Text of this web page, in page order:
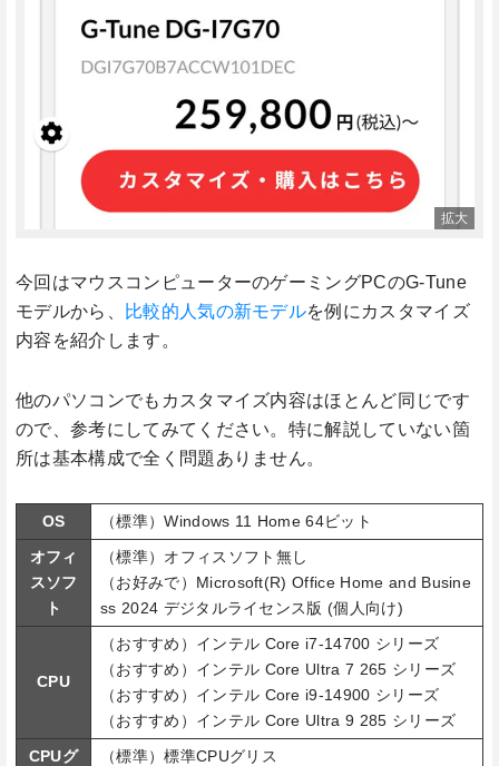
今回はマウスコンピューターのゲーミングPCのG-Tune
モデルから、
比較的人気の新モデルを例にカスタマイズ
内容を紹介します。
他のパソコンでもカスタマイズ内容はほとんど同じです
ので、参考にしてみてください。特に解説していない箇
所は基本構成で全く問題ありません。
OS
（標準）Windows 11 Home 64ビット
オフィ
スソフ
ト
（標準）オフィスソフト無し
（お好みで）Microsoft(R) Office Home and Busine
ss 2024 デジタルライセンス版 (個人向け)
CPU
（おすすめ）インテル Core i7-14700 シリーズ
（おすすめ）インテル Core Ultra 7 265 シリーズ
（おすすめ）インテル Core i9-14900 シリーズ
（おすすめ）インテル Core Ultra 9 285 シリーズ
CPUグ
（標準）標準CPUグリス